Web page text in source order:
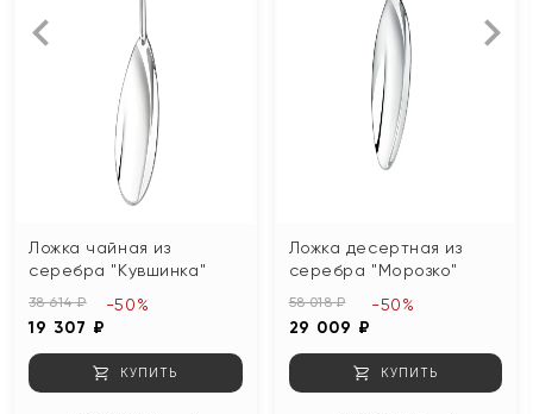
Ложка чайная из
серебра "Кувшинка"
38 614 ₽
19 307 ₽
-50%
КУПИТЬ
Ложка десертная из
серебра "Морозко"
58 018 ₽
29 009 ₽
-50%
КУПИТЬ